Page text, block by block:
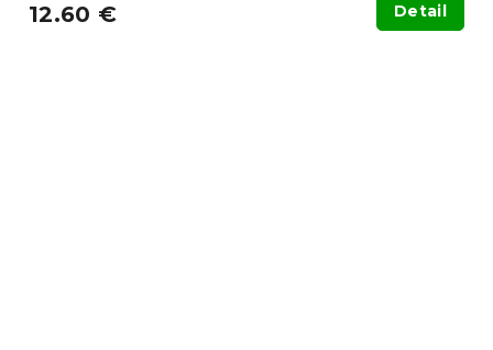
12.60 € Detail